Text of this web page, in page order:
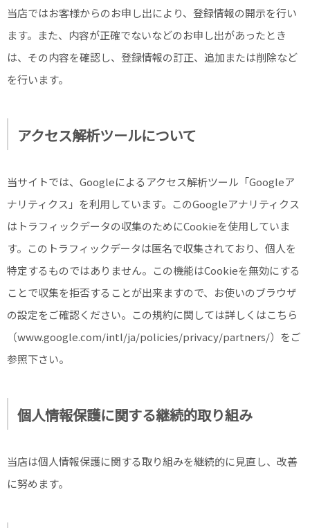
当店ではお客様からのお申し出により、登録情報の開示を行い
ます。また、内容が正確でないなどのお申し出があったとき
は、その内容を確認し、登録情報の訂正、追加または削除など
を行います。
アクセス解析ツールについて
当サイトでは、Googleによるアクセス解析ツール「Googleア
ナリティクス」を利用しています。このGoogleアナリティクス
はトラフィックデータの収集のためにCookieを使用していま
す。このトラフィックデータは匿名で収集されており、個人を
特定するものではありません。この機能はCookieを無効にする
ことで収集を拒否することが出来ますので、お使いのブラウザ
の設定をご確認ください。この規約に関しては詳しくはこちら
（www.google.com/intl/ja/policies/privacy/partners/）をご
参照下さい。
個人情報保護に関する継続的取り組み
当店は個人情報保護に関する取り組みを継続的に見直し、改善
に努めます。